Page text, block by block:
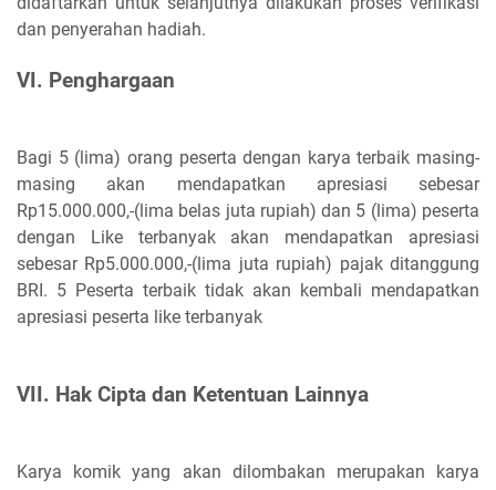
dan penyerahan hadiah.
VI. Penghargaan
Bagi 5 (lima) orang peserta dengan karya terbaik masing-
masing akan mendapatkan apresiasi sebesar
Rp15.000.000,-(lima belas juta rupiah) dan 5 (lima) peserta
dengan Like terbanyak akan mendapatkan apresiasi
sebesar Rp5.000.000,-(lima juta rupiah) pajak ditanggung
BRI. 5 Peserta terbaik tidak akan kembali mendapatkan
apresiasi peserta like terbanyak
VII. Hak Cipta dan Ketentuan Lainnya
Karya komik yang akan dilombakan merupakan karya